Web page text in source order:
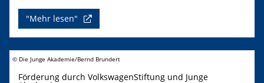
"Mehr lesen"
© Die Junge Akademie/Bernd Brundert
Förderung durch VolkswagenStiftung und Junge